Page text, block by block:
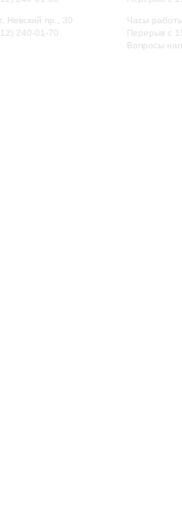
Невский пр., 30
240-01-70
Часы
Перерыв с
Вопросы